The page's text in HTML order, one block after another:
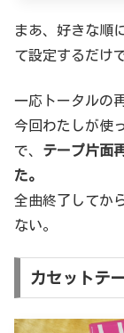
まあ、好きな順
て設定するだけ
一応トータルの
今回わたしが使
で、 テープ片面
た。
全曲終了してか
ない。
カセットテ